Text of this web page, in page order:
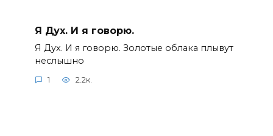
Я Дух. И я говорю.
Я Дух. И я говорю. Золотые облака плывут
неслышно
1 2.2к.